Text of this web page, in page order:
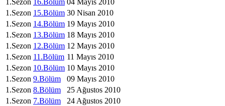
1.Sezon 15.Bölüm 30 Nisan 2010
1.Sezon 14.Bölüm 19 Mayıs 2010
1.Sezon 13.Bölüm 18 Mayıs 2010
1.Sezon 12.Bölüm 12 Mayıs 2010
1.Sezon 11.Bölüm 11 Mayıs 2010
1.Sezon 10.Bölüm 10 Mayıs 2010
1.Sezon 9.Bölüm
09 Mayıs 2010
1.Sezon 8.Bölüm
25 Ağustos 2010
1.Sezon 7.Bölüm 24 Ağustos 2010